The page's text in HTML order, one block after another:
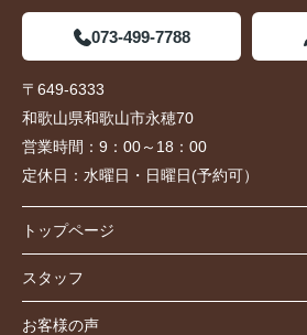
073-499-7788
〒649-6333
和歌山県和歌山市永穂70
営業時間： 9：00～18：00
定休日： 水曜日・日曜日(予約可）
トップページ
スタッフ
お客様の声